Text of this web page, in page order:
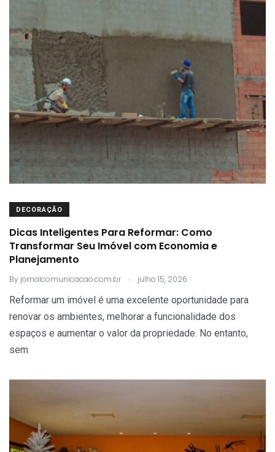
DECORAÇÃO
Dicas Inteligentes Para Reformar: Como
Transformar Seu Imóvel com Economia e
Planejamento
By jornalcomunicacao.com.br . julho 15, 2026
Reformar um imóvel é uma excelente oportunidade para
renovar os ambientes, melhorar a funcionalidade dos
espaços e aumentar o valor da propriedade. No entanto,
sem